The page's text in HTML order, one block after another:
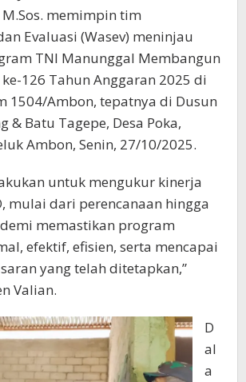
M.Sos. memimpin tim
Evaluasi (Wasev) meninjau
TNI Manunggal Membangun
ke-126 Tahun Anggaran 2025 di
1504/Ambon, tepatnya di Dusun
& Batu Tagepe, Desa Poka,
Ambon, Senin, 27/10/2025.
untuk mengukur kinerja
mulai dari perencanaan hingga
memastikan program
efektif, efisien, serta mencapai
yang telah ditetapkan,”
Valian.
D
al
a